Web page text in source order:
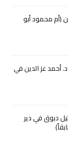
(أم محمود أبو
أحمد عز الدين في
دبوق في دير